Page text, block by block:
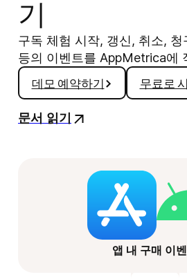
기
구독 체험 시작, 갱신, 취소,
등의 이벤트를 AppMetrica에
데모 예약하기 무료로
문서 읽기
앱 내 구매 이